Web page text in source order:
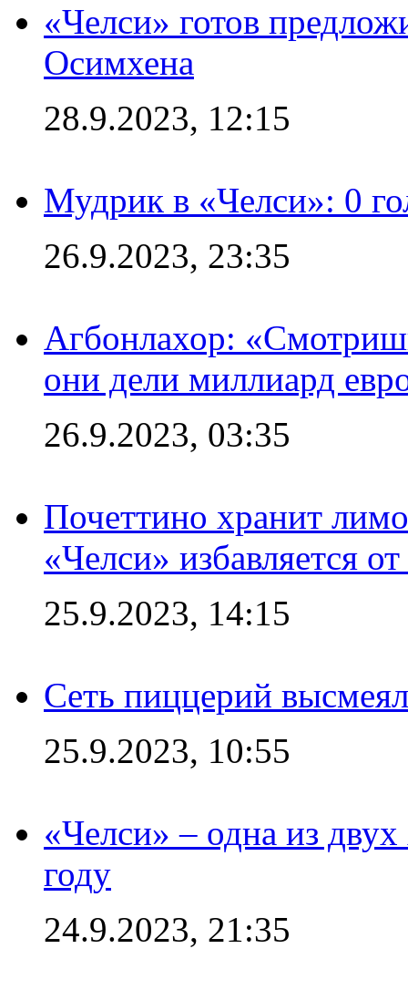
«Челси» готов
Осимхена
28.9.2023, 12:15
Мудрик в «Челси»: 0
26.9.2023, 23:35
Агбонлахор:
они дели миллиард
26.9.2023, 03:35
Почеттино хранит
«Челси» избавляется
25.9.2023, 14:15
Сеть пиццерий
25.9.2023, 10:55
«Челси» – одна из
году
24.9.2023, 21:35